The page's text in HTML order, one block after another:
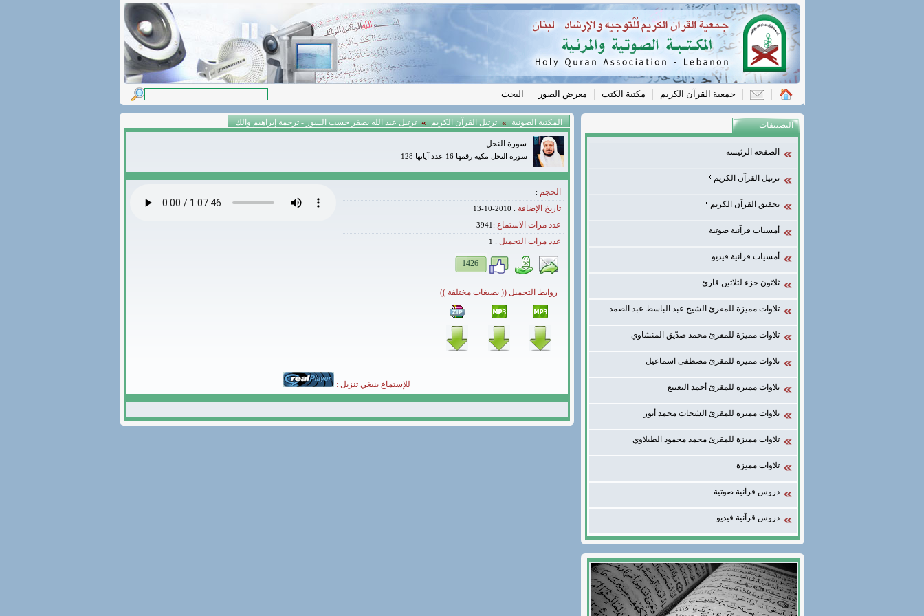
جمعية القرآن الكريم مكتبة الكتب معرض الصور البحث
المكتبة الصونية » ترتيل القرآن الكريم » ترتيل عبد الله بصفر حسب السور - ترجمة إبراهيم والك
سورة النحل
سورة النحل مكية رقمها 16 عدد آياتها 128
الحجم :
تاريخ الإضافة : 2010-10-13
عدد مرات الاستماع :3941
عدد مرات التحميل :
1
1426
روابط التحميل (( بصيغات مختلفة ))
للإستماع ينبغي تنزيل :
التصنيفات
الصفحة الرئيسة
ترتيل القرآن الكريم
تحقيق القرآن الكريم
أمسيات قرآنية صوتية
أمسيات قرآنية فيديو
ثلاثون جزء لثلاثين قارئ
تلاوات مميزة للمقرئ الشيخ عبد الباسط عبد الصمد
تلاوات مميزة للمقرئ محمد صدّيق المنشاوي
تلاوات مميزة للمقرئ مصطفى اسماعيل
تلاوات مميزة للمقرئ أحمد النعينع
تلاوات مميزة للمقرئ الشحات محمد أنور
تلاوات مميزة للمقرئ محمد محمود الطبلاوي
تلاوات مميزة
دروس قرآنية صوتية
دروس قرآنية فيديو